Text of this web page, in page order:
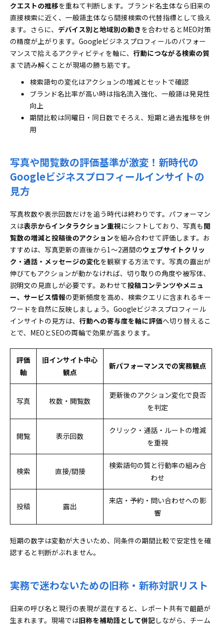
クエストの推移を重ねて判断します。ブランド名主体なら旧来の
直接検索に近く、一般語主体なら間接検索の代替指標として扱え
ます。さらに、 デバイス別と地域別の動きを合わせるとMEO対策
の精度が上がります。Googleビジネスプロフィールのパフォー
マンスで拾えるアクティビティを軸に、 行動につながる検索の質
まで読み解くことが現場の勝ち筋です。
検索語句の変化はアクションの増減とセットで確認
ブランド名比率が高い時は指名流入強化、一般語は発見性
向上
期間比較は同曜日・同日数でそろえ、短期と過去推移を併
用
写真や閲覧数の評価基準が激変！新時代の
Googleビジネスプロフィールインサイトの
見方
写真枚数や表示回数だけを追う時代は終わりです。パフォーマン
スは表示からインタラクション重視にシフトしており、写真も 閲
覧数の増減と投稿後のアクションを組み合わせて評価します。お
すすめは、写真更新の直後から1～2週間のウェブサイトクリッ
ク・通話・メッセージの変化を観察する方法です。写真の露出が
伸びてもアクションが動かなければ、切り取りの角度や被写体、
説明文の見直しが必要です。あわせて投稿コンテンツやメニュ
ー、サービス情報の更新頻度を高め、検索クエリに含まれるキー
ワードを自然に反映しましょう。Googleビジネスプロフィール
インサイトの見方は、 行動への寄与度を軸に評価へ切り替えるこ
とで、MEOとSEOの両輪で効果が高まります。
評価
軸
旧インサイト中心
観点
新パフォーマンスでの実務観点
写真 枚数・閲覧数
更新後のアクション変化で良否
を判定
閲覧 表示回数
クリック・通話・ルートの増減
を重視
検索 直接/間接
検索語句の質と行動率の組み合
わせ
投稿 露出
来店・予約・問い合わせへの影
響
短期の数字は変動が大きいため、同条件の期間比較で安定性を確
認すると判断がぶれません。
実務で迷わないための旧称・新称対訳リスト
旧来の呼び名と現行の表現が混在すると、レポート共有で齟齬が
生まれます。現場では旧称を補助語として併記しながら、チーム